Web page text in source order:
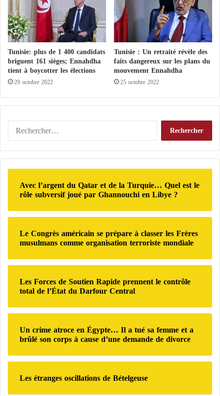
o
n
à
S
a
i
n
t
J
s
,
F
r
a
Tunisie: plus de 1 400 candidats
briguent 161 sièges; Ennahdha
tient à boycotter les élections
29 octobre 2022
Tunisie : Un retraité révèle des
faits dangereux sur les plans du
mouvement Ennahdha
25 octobre 2022
R
h
e
c
h
e
r
:
Avec l’argent du Qatar et de la Turquie… Quel est le
rôle subversif joué par Ghannouchi en Libye ?
Le Congrès américain se prépare à classer les Frères
musulmans comme organisation terroriste mondiale
Les Forces de Soutien Rapide prennent le contrôle
total de l’État du Darfour Central
Un crime atroce en Égypte… Il a tué sa femme et a
brûlé son corps à cause d’une demande de divorce
Les étranges oscillations de Bételgeuse